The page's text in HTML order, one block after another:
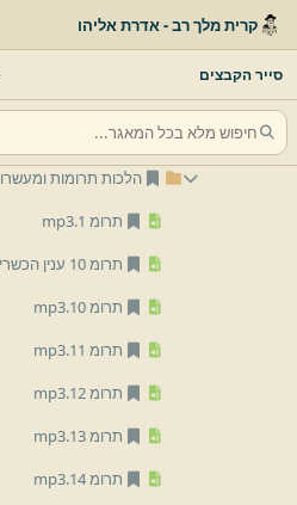
קרית מלך רב - אדרת אליהו
סייר הקבצים
דיני ממונות למיון
הלכות שבת
הלכות תרומות
תרומ 1.
mp3
תרומ 10 ענין הכשרים.
תרומ 10.
mp3
תרומ 11.
mp3
תרומ 12.
mp3
תרומ 13.
mp3
תרומ 14.
mp3